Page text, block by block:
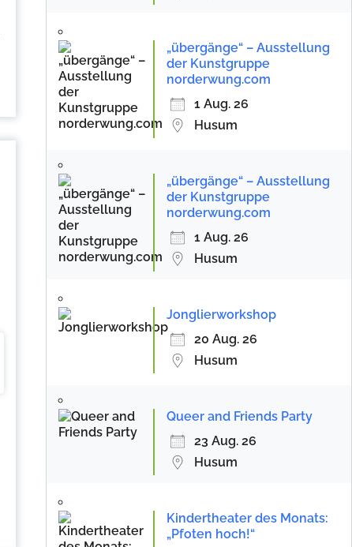
„übergänge“ – Ausstellung
der Kunstgruppe
norderwung.com
1 Aug. 26
Husum
„übergänge“ – Ausstellung
der Kunstgruppe
norderwung.com
1 Aug. 26
Husum
Jonglierworkshop
20 Aug. 26
Husum
Queer and Friends Party
23 Aug. 26
Husum
Kindertheater des Monats:
„Pfoten hoch!“